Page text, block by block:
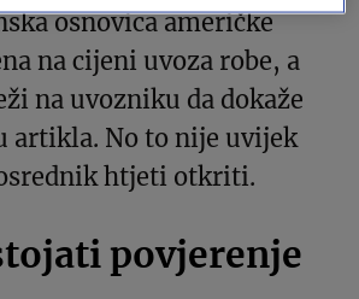
osnovica američke
na cijeni uvoza robe, a
na uvozniku da dokaže
artikla. No to nije uvijek
htjeti otkriti.
povjerenje